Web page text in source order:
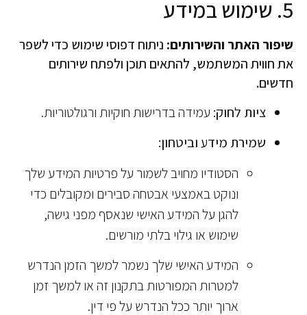
5. שימוש במידע
שיפור האתר והשירותים: ניתוח דפוסי שימוש כדי לשפר
את חווית המשתמש, להתאים תוכן ולפתח שירותים
חדשים.
ציות לחוק: עמידה בדרישות חוקיות ורגולטוריות.
שמירת מידע וביטחון:
הסטודיו מחויב לשמור על פרטיות המידע שלך
ונוקט באמצעי אבטחה סבירים ומקובלים כדי
להגן על המידע האישי שנאסף מפני גישה,
שימוש או גילוי בלתי מורשים.
המידע האישי שלך נשמר למשך הזמן הנדרש
למטרות המפורטות בתקנון זה או למשך זמן
ארוך יותר ככל הנדרש על פי דין.